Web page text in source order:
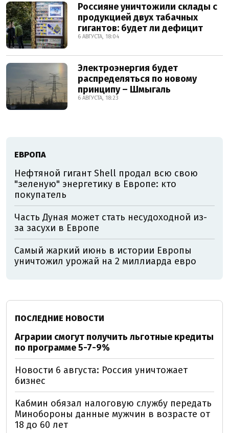
Россияне уничтожили склады с
продукцией двух табачных
гигантов: будет ли дефицит
6 АВГУСТА, 18:04
Электроэнергия будет
распределяться по новому
принципу – Шмыгаль
6 АВГУСТА, 18:23
ЕВРОПА
Нефтяной гигант Shell продал всю свою
"зеленую" энергетику в Европе: кто
покупатель
Часть Дуная может стать несудоходной из-
за засухи в Европе
Самый жаркий июнь в истории Европы
уничтожил урожай на 2 миллиарда евро
ПОСЛЕДНИЕ НОВОСТИ
Аграрии смогут получить льготные кредиты
по программе 5-7-9%
Новости 6 августа: Россия уничтожает
бизнес
Кабмин обязал налоговую службу передать
Минобороны данные мужчин в возрасте от
18 до 60 лет